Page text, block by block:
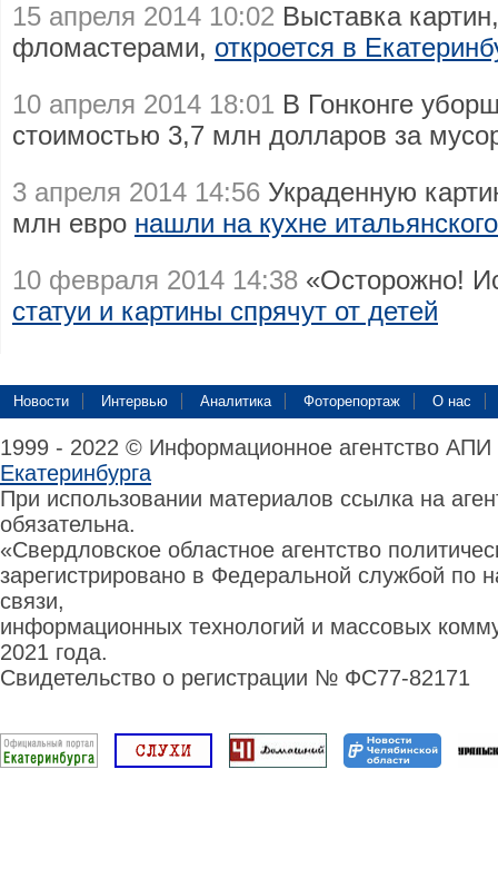
15 апреля 2014 10:02 Выставка
фломастерами, откроется в
10 апреля 2014 18:01 В Гонконге
стоимостью 3,7 млн долларов за
3 апреля 2014 14:56 Украденную
млн евро нашли на кухне
10 февраля 2014 14:38 «Осторожно!
статуи и картины спрячут от детей
Новости Интервью Аналитика Фоторепортаж О нас
1999 - 2022 © Информационное агентство
Екатеринбурга
При использовании материалов ссылка на
обязательна.
«Свердловское областное агентство
зарегистрировано в Федеральной службой по
связи,
информационных технологий и массовых
2021 года.
Свидетельство о регистрации № ФС77-82171